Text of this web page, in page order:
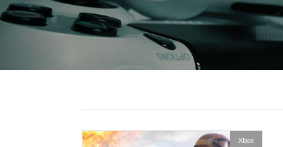
Xbox